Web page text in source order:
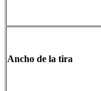
Ancho de la tira